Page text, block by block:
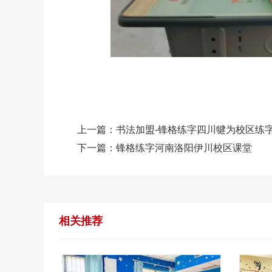
上一篇： 书法加盟-锋格练字四川犍为校区练
下一篇： 锋格练字河南洛阳伊川校区课堂
相关推荐